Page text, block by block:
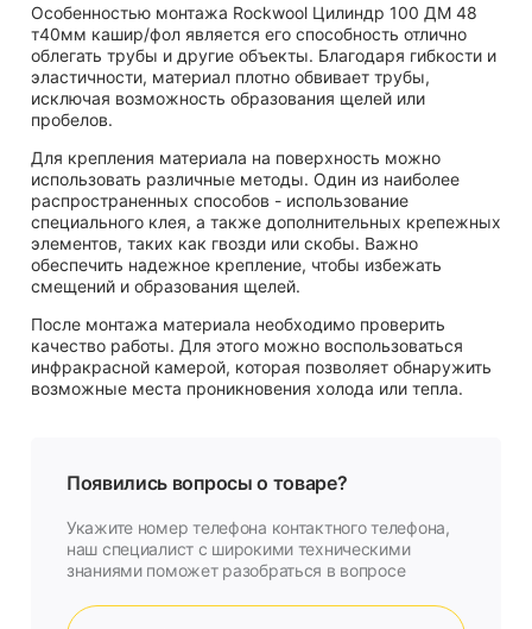
Особенностью монтажа Rockwool Цилиндр 100 ДМ 48
т40мм кашир/фол является его способность отлично
облегать трубы и другие объекты. Благодаря гибкости и
эластичности, материал плотно обвивает трубы,
исключая возможность образования щелей или
пробелов.
Для крепления материала на поверхность можно
использовать различные методы. Один из наиболее
распространенных способов - использование
специального клея, а также дополнительных крепежных
элементов, таких как гвозди или скобы. Важно
обеспечить надежное крепление, чтобы избежать
смещений и образования щелей.
После монтажа материала необходимо проверить
качество работы. Для этого можно воспользоваться
инфракрасной камерой, которая позволяет обнаружить
возможные места проникновения холода или тепла.
Появились вопросы о товаре?
Укажите номер телефона контактного телефона,
наш специалист с широкими техническими
знаниями поможет разобраться в вопросе